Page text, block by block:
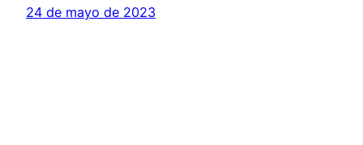
24 de mayo de 2023